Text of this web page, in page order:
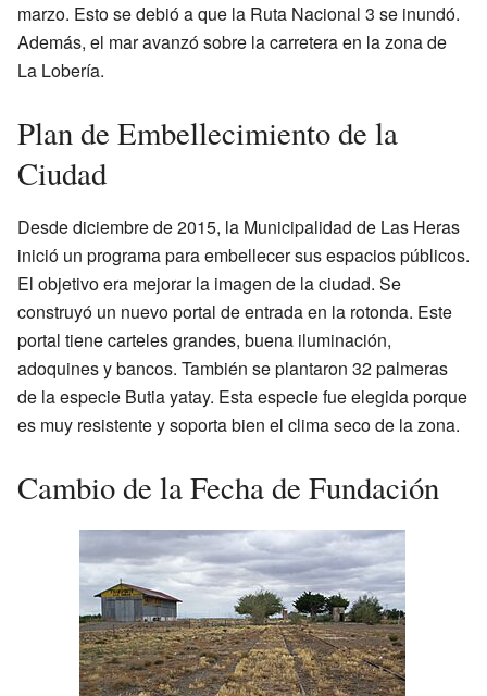
marzo. Esto se debió a que la Ruta Nacional 3 se inundó.
Además, el mar avanzó sobre la carretera en la zona de
La Lobería.
Plan de Embellecimiento de la
Ciudad
Desde diciembre de 2015, la Municipalidad de Las Heras
inició un programa para embellecer sus espacios públicos.
El objetivo era mejorar la imagen de la ciudad. Se
construyó un nuevo portal de entrada en la rotonda. Este
portal tiene carteles grandes, buena iluminación,
adoquines y bancos. También se plantaron 32 palmeras
de la especie Butia yatay. Esta especie fue elegida porque
es muy resistente y soporta bien el clima seco de la zona.
Cambio de la Fecha de Fundación